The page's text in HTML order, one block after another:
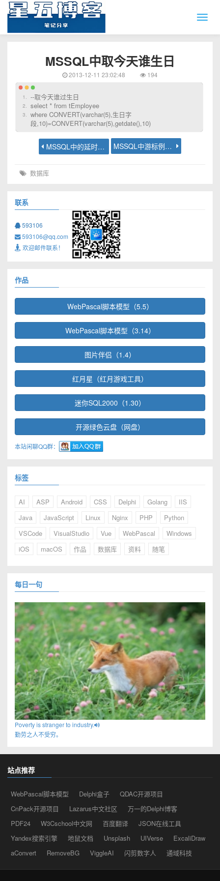
MSSQL中取今天谁生日
2013-12-11 23:02:48 194
--取今天谁过生日
select * from tEmployee
where CONVERT(varchar(5),生日字
段,10)=CONVERT(varchar(5),getdate(),10)
MSSQL中的延时语句 MSSQL中游标例子-纵转横
数据库
联系
593106
593106@qq.com
欢迎邮件联系！
作品
WebPascal脚本模型（5.5）
WebPascal脚本模型（3.14）
图片伴侣（1.4）
红月星（红月游戏工具）
迷你SQL2000（1.30）
开源绿色云盘（网盘）
本站闲聊QQ群：
标签
AI ASP Android CSS Delphi Golang
IIS
Java
JavaScript Linux Nginx PHP
Python
VSCode
VisualStudio Vue WebPascal
Windows
iOS
macOS 作品 数据库 资料 随笔
每日一句
Poverty is stranger to industry.
勤劳之人不受穷。
站点推荐
WebPascal脚本模型 Delphi盒子
QDAC开源项目
CnPack开源项目
Lazarus中文社区
万一的Delphi博客
PDF24
W3Cschool中文网 百度翻译
JSON在线工具
Yandex搜索引擎
地鼠文档 Unsplash UIVerse
ExcaliDraw
aConvert
RemoveBG ViggleAI 闪剪数字人 通域科技